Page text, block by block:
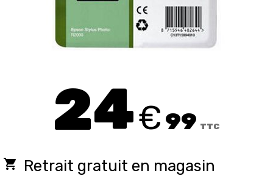
24€ 99 TTC
local_grocery_store Retrait gratuit en magasin